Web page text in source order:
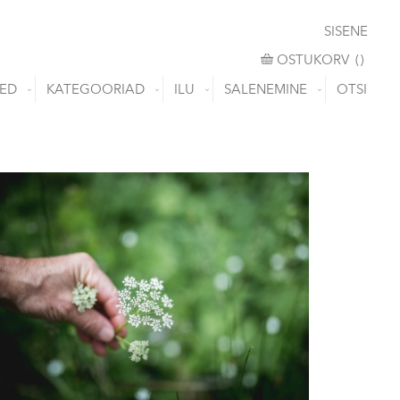
SISENE
OSTUKORV
OSTUKORV ()
OTSI
KATEGOORIAD ILU SALENEMINE